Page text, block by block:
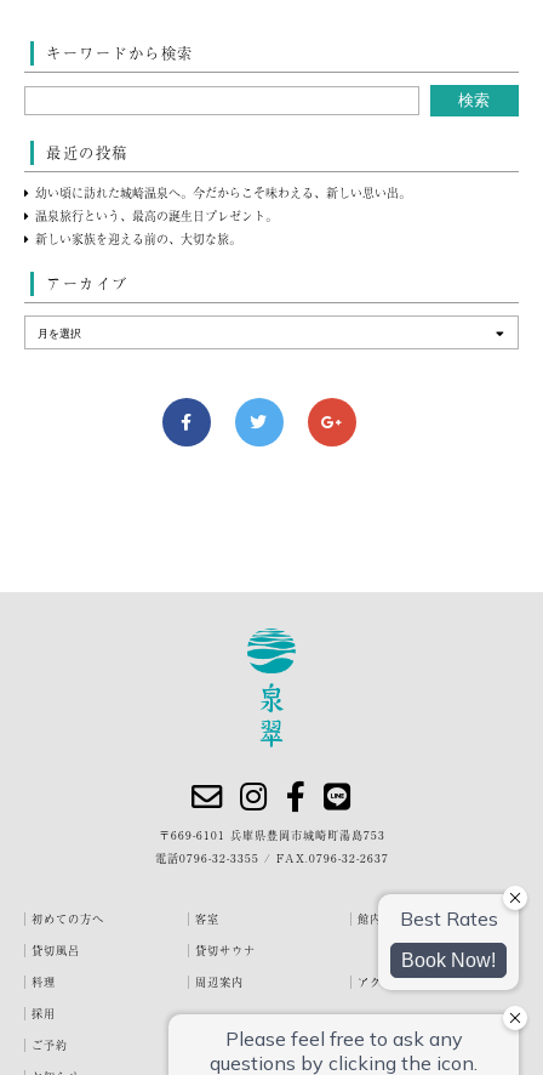
キーワードから検索
最近の投稿
幼い頃に訪れた城崎温泉へ。今だからこそ味わえる、新しい思い出。
温泉旅行という、最高の誕生日プレゼント。
新しい家族を迎える前の、大切な旅。
アーカイブ
〒669-6101 兵庫県豊岡市城崎町湯島753
電話0796-32-3355 / FAX.0796-32-2637
初めての方へ 客室
館内・施設
貸切風呂
貸切サウナ
料理
周辺案内
アクセス
採用
ご予約
宿泊約款
プライバシーポリシー